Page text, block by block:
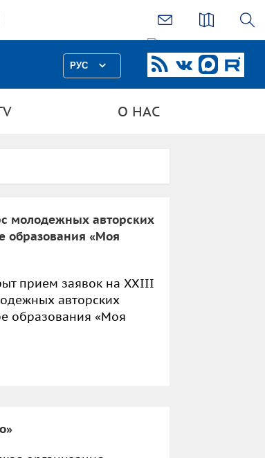
РУС
О НАС
молодежных авторских
образования «Моя
прием заявок на XXIII
авторских
образования «Моя